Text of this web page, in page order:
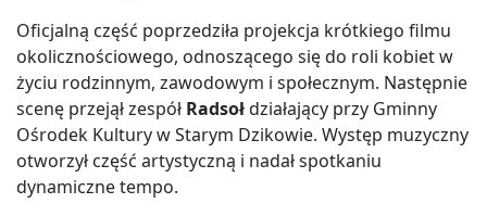
Oficjalną część poprzedziła projekcja krótkiego filmu
okolicznościowego, odnoszącego się do roli kobiet w
życiu rodzinnym, zawodowym i społecznym. Następnie
scenę przejął zespół Radsołdziałający przy Gminny
Ośrodek Kultury w Starym Dzikowie. Występ muzyczny
otworzył część artystyczną i nadał spotkaniu
dynamiczne tempo.